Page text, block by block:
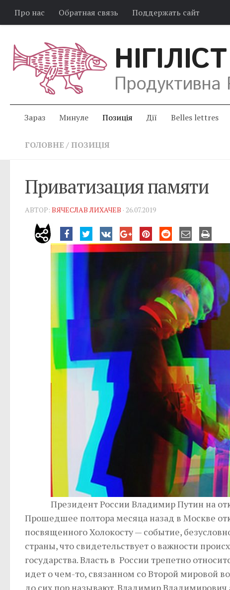
Про нас Обратная связь Поддержать сайт
НІГІЛІСТ
Продуктивна
Зараз Минуле Позиція Дії Belles lettres
ГОЛОВНЕ / ПОЗИЦІЯ
Приватизация памяти
АВТОР: ВЯЧЕСЛАВ ЛИХАЧЕВ · 26.07.2019
Президент России Владимир Путин на
Прошедшее полтора месяца назад в Москве
посвященного Холокосту — событие,
страны, что свидетельствует о важности
государства. Власть в России трепетно
идет о чем-то, связанном со Второй мировой
до сих пор называют. Владимир